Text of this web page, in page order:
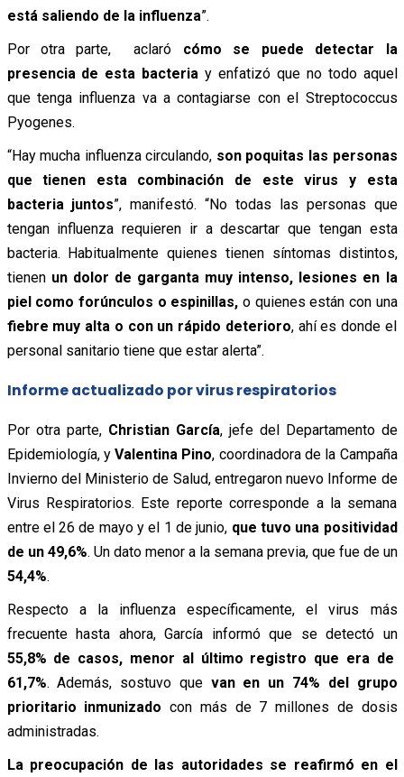
está saliendo de la influenza”.
Por otra parte, aclaró cómo se puede detectar la
presencia de esta bacteria y enfatizó que no todo aquel
que tenga influenza va a contagiarse con el Streptococcus
Pyogenes.
“Hay mucha influenza circulando, son poquitas las personas
que tienen esta combinación de este virus y esta
bacteria juntos”, manifestó. “No todas las personas que
tengan influenza requieren ir a descartar que tengan esta
bacteria. Habitualmente quienes tienen síntomas distintos,
tienen un dolor de garganta muy intenso, lesiones en la
piel como forúnculos o espinillas, o quienes están con una
fiebre muy alta o con un rápido deterioro, ahí es donde el
personal sanitario tiene que estar alerta”.
Informe actualizado por virus respiratorios
Por otra parte, Christian García, jefe del Departamento de
Epidemiología, yValentina Pino, coordinadora de la Campaña
Invierno del Ministerio de Salud, entregaron nuevo Informe de
Virus Respiratorios. Este reporte corresponde a la semana
entre el 26 de mayo y el 1 de junio, que tuvo una positividad
de un 49,6%. Un dato menor a la semana previa, que fue de un
54,4%.
Respecto a la influenza específicamente, el virus más
frecuente hasta ahora, García informó que se detectó un
55,8% de casos, menor al último registro que era de
61,7%. Además, sostuvo que van en un 74% del grupo
prioritario inmunizado con más de 7 millones de dosis
administradas.
La preocupación de las autoridades se reafirmó en el